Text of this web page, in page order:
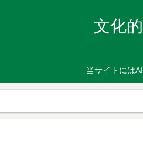
文化
当サイトには